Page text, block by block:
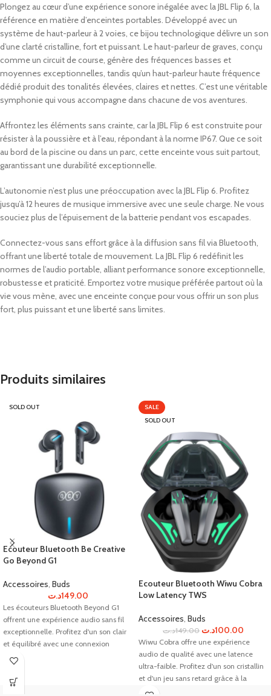
Plongez au cœur d’une expérience sonore inégalée avec la JBL Flip 6, la
référence en matière d’enceintes portables. Développé avec un
système de haut-parleur à 2 voies, ce bijou technologique délivre un son
d’une clarté cristalline, fort et puissant. Le haut-parleur de graves, conçu
comme un circuit de course, génère des fréquences basses et
moyennes exceptionnelles, tandis qu’un haut-parleur haute fréquence
dédié produit des tonalités élevées, claires et nettes. C’est une véritable
symphonie qui vous accompagne dans chacune de vos aventures.
Affrontez les éléments sans crainte, car la JBL Flip 6 est construite pour
résister à la poussière et à l’eau, répondant à la norme IP67. Que ce soit
au bord de la piscine ou dans un parc, cette enceinte vous suit partout,
garantissant une durabilité exceptionnelle.
L’autonomie n’est plus une préoccupation avec la JBL Flip 6. Profitez
jusqu’à 12 heures de musique immersive avec une seule charge. Ne vous
souciez plus de l’épuisement de la batterie pendant vos escapades.
Connectez-vous sans effort grâce à la diffusion sans fil via Bluetooth,
offrant une liberté totale de mouvement. La JBL Flip 6 redéfinit les
normes de l’audio portable, alliant performance sonore exceptionnelle,
robustesse et praticité. Emportez votre musique préférée partout où la
vie vous mène, avec une enceinte conçue pour vous offrir un son plus
fort, plus puissant et une liberté sans limites.
Produits similaires
SOLD OUT
Ecouteur Bluetooth Be Creative
Go Beyond G1
Accessoires, Buds
149.00د.ت
Les écouteurs Bluetooth Beyond G1
offrent une expérience audio sans fil
exceptionnelle. Profitez d'un son clair
et équilibré avec une connexion
stable.
SALE
SOLD OUT
Ecouteur Bluetooth Wiwu Cobra
Low Latency TWS
Accessoires, Buds
149.00د.ت 100.00د.ت
Wiwu Cobra offre une expérience
audio de qualité avec une latence
ultra-faible. Profitez d'un son cristallin
et d'un jeu sans retard grâce à la
technologie Bluetooth 5.0. Les